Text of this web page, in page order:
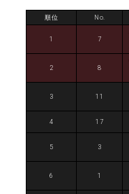
順位 No.
1 7
2 8
3 11
4 17
5 3
6 1